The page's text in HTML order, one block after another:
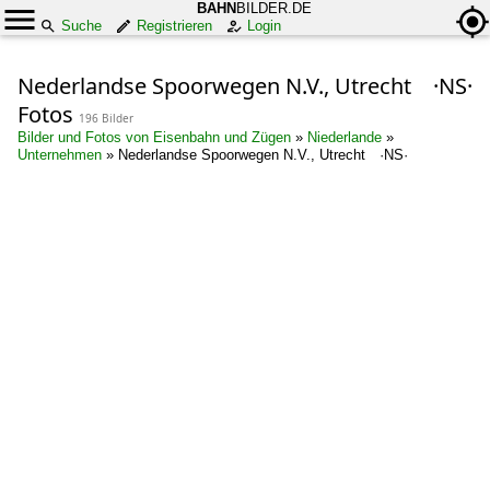
BAHN BILDER.DE
Suche
Registrieren Login
Nederlandse Spoorwegen N.V., Utrecht ·NS·
Fotos 196 Bilder
Bilder und Fotos von Eisenbahn und Zügen » Niederlande »
Unternehmen » Nederlandse Spoorwegen N.V., Utrecht ·NS·